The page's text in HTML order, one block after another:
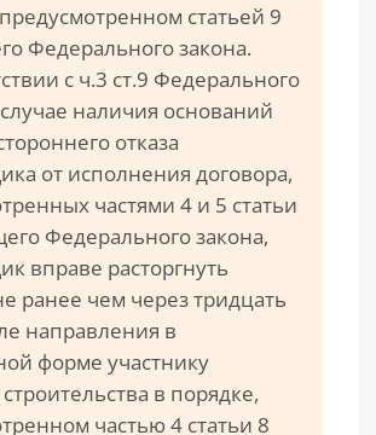
статьей 9
Федерального закона.
с ч.3 ст.9 Федерального
наличия оснований
отказа
от исполнения договора,
частями 4 и 5 статьи
Федерального закона,
вправе расторгнуть
ранее чем через тридцать
направления в
форме участнику
в порядке,
частью 4 статьи 8